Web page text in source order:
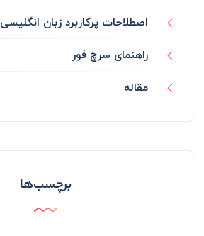
اصطلاحات پرکاربرد زبان انگلیسی
راهنمای سرچ فور
مقاله
برچسب‌ها